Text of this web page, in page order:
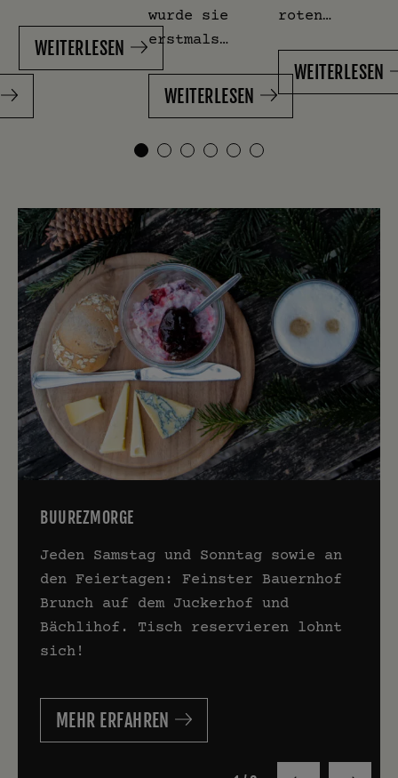
WEITERLESEN
wurde sie
erstmals…
WEITERLESEN
roten…
WEITERLESEN
BUUREZMORGE
Jeden Samstag und Sonntag sowie an
den Feiertagen: Feinster Bauernhof
Brunch auf dem Juckerhof und
Bächlihof. Tisch reservieren lohnt
sich!
MEHR ERFAHREN